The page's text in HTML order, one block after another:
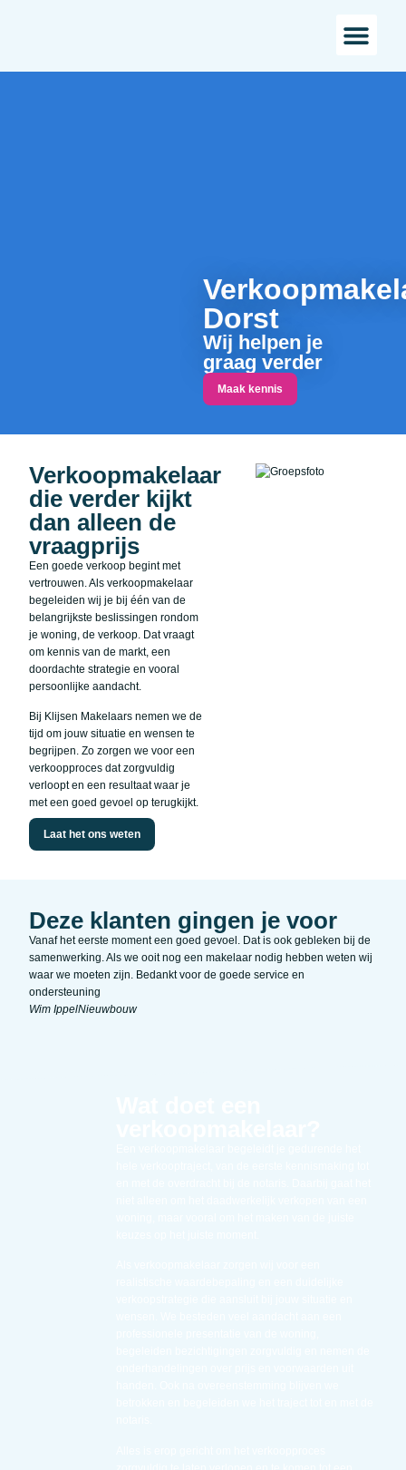
Dorst
Wij helpen je
graag verder
Maak kennis
Verkoopmakelaar
die verder kijkt
dan alleen de
vraagprijs
Een goede verkoop begint met
vertrouwen. Als verkoopmakelaar
begeleiden wij je bij één van de
belangrijkste beslissingen rondom
je woning, de verkoop. Dat vraagt
om kennis van de markt, een
doordachte strategie en vooral
persoonlijke aandacht.
Bij Klijsen Makelaars nemen we de
tijd om jouw situatie en wensen te
begrijpen. Zo zorgen we voor een
verkoopproces dat zorgvuldig
verloopt en een resultaat waar je
met een goed gevoel op terugkijkt.
Laat het ons weten
Deze klanten gingen je voor
Vanaf het eerste moment een goed gevoel. Dat is ook gebleken bij de
samenwerking. Als we ooit nog een makelaar nodig hebben weten wij
waar we moeten zijn. Bedankt voor de goede service en
ondersteuning
Wim IppelNieuwbouw